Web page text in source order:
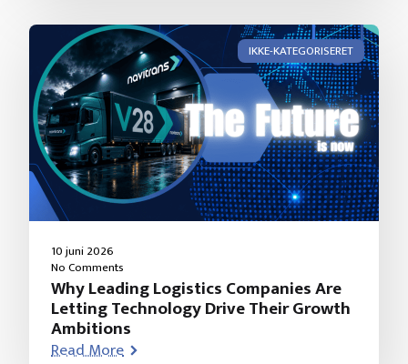
IKKE-KATEGORISERET
10 juni 2026
No Comments
Why Leading Logistics Companies Are
Letting Technology Drive Their Growth
Ambitions
Read More